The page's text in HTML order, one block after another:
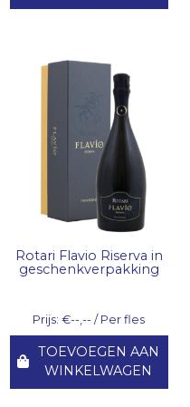
Rotari Flavio Riserva in
geschenkverpakking
Prijs: €--,-- / Per fles
TOEVOEGEN AAN
WINKELWAGEN